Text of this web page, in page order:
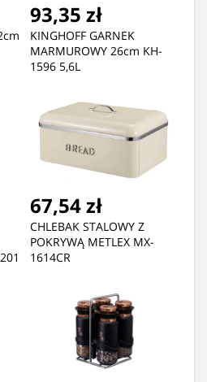
93,35 zł
KINGHOFF GARNEK
MARMUROWY 26cm KH-
1596 5,6L
67,54 zł
CHLEBAK STALOWY Z
POKRYWĄ METLEX MX-
1614CR